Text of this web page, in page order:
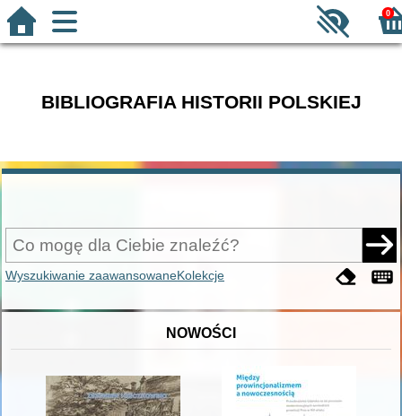
0
BIBLIOGRAFIA HISTORII POLSKIEJ
Wyszukiwanie zaawansowaneKolekcje
NOWOŚCI